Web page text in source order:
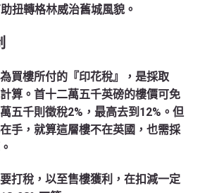
扭轉格林威治舊城風貌。
買樓所付的『印花稅』，是採取
計算。首十二萬五千英磅的樓價可免
五千則徵稅2%，最高去到12%。但
手，就算這層樓不在英國，也需採
打稅，以至售樓獲利，在扣減一定